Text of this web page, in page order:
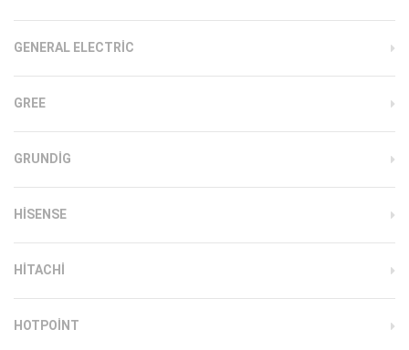
GENERAL ELECTRIC
GREE
GRUNDIG
HISENSE
HITACHI
HOTPOINT